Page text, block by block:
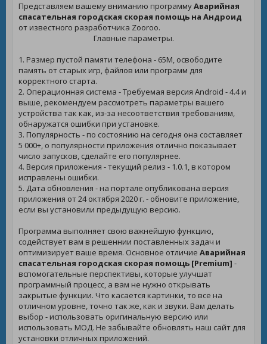
Представляем вашему вниманию программуАварийная
спасательная городская скорая помощь на Андроид
от известного разработчика Zooroo.
Главные параметры.
1. Размер пустой памяти телефона - 65M, освободите
память от старых игр, файлов или программ для
корректного старта.
2. Операционная система - Требуемая версия Android - 4.4 и
выше, рекомендуем рассмотреть параметры вашего
устройства так как, из-за несоответствия требованиям,
обнаружатся ошибки при установке.
3. Популярность - по состоянию на сегодня она составляет
5 000+, о популярности приложения отлично показывает
число запусков, сделайте его популярнее.
4. Версия приложения - текущий релиз - 1.0.1, в котором
исправлены ошибки.
5. Дата обновления - на портале опубликована версия
приложения от 24 октября 2020 г. - обновите приложение,
если вы установили предыдущую версию.
Программа выполняет свою важнейшую функцию,
содействует вам в решеннии поставленных задач и
оптимизирует ваше время. Основное отличие Аварийная
спасательная городская скорая помощь [Premium] -
вспомогательные перспективы, которые улучшат
программный процесс, а вам не нужно открывать
закрытые функции. Что касается картинки, то все на
отличном уровне, точно так же, как и звуки. Вам делать
выбор - использовать оригинальную версию или
использовать МОД. Не забывайте обновлять наш сайт для
установки отличных приложений.